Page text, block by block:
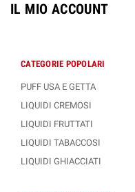
IL MIO ACCOUNT
CATEGORIE POPOLARI
PUFF USA E GETTA
LIQUIDI CREMOSI
LIQUIDI FRUTTATI
LIQUIDI TABACCOSI
LIQUIDI GHIACCIATI